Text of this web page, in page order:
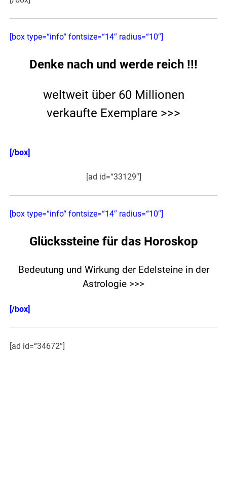
[box type=“info“ fontsize=“14″ radius=“10″]
Denke nach und werde reich !!!
weltweit über 60 Millionen
verkaufte Exemplare >>>
[/box]
[ad id=“33129″]
[box type=“info“ fontsize=“14″ radius=“10″]
Glückssteine für das Horoskop
Bedeutung und Wirkung der Edelsteine in der
Astrologie >>>
[/box]
[ad id=“34672″]